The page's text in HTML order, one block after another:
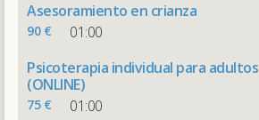
Asesoramiento en crianza
90 €
01:00
Psicoterapia individual para adultos
(ONLINE)
75 € 01:00